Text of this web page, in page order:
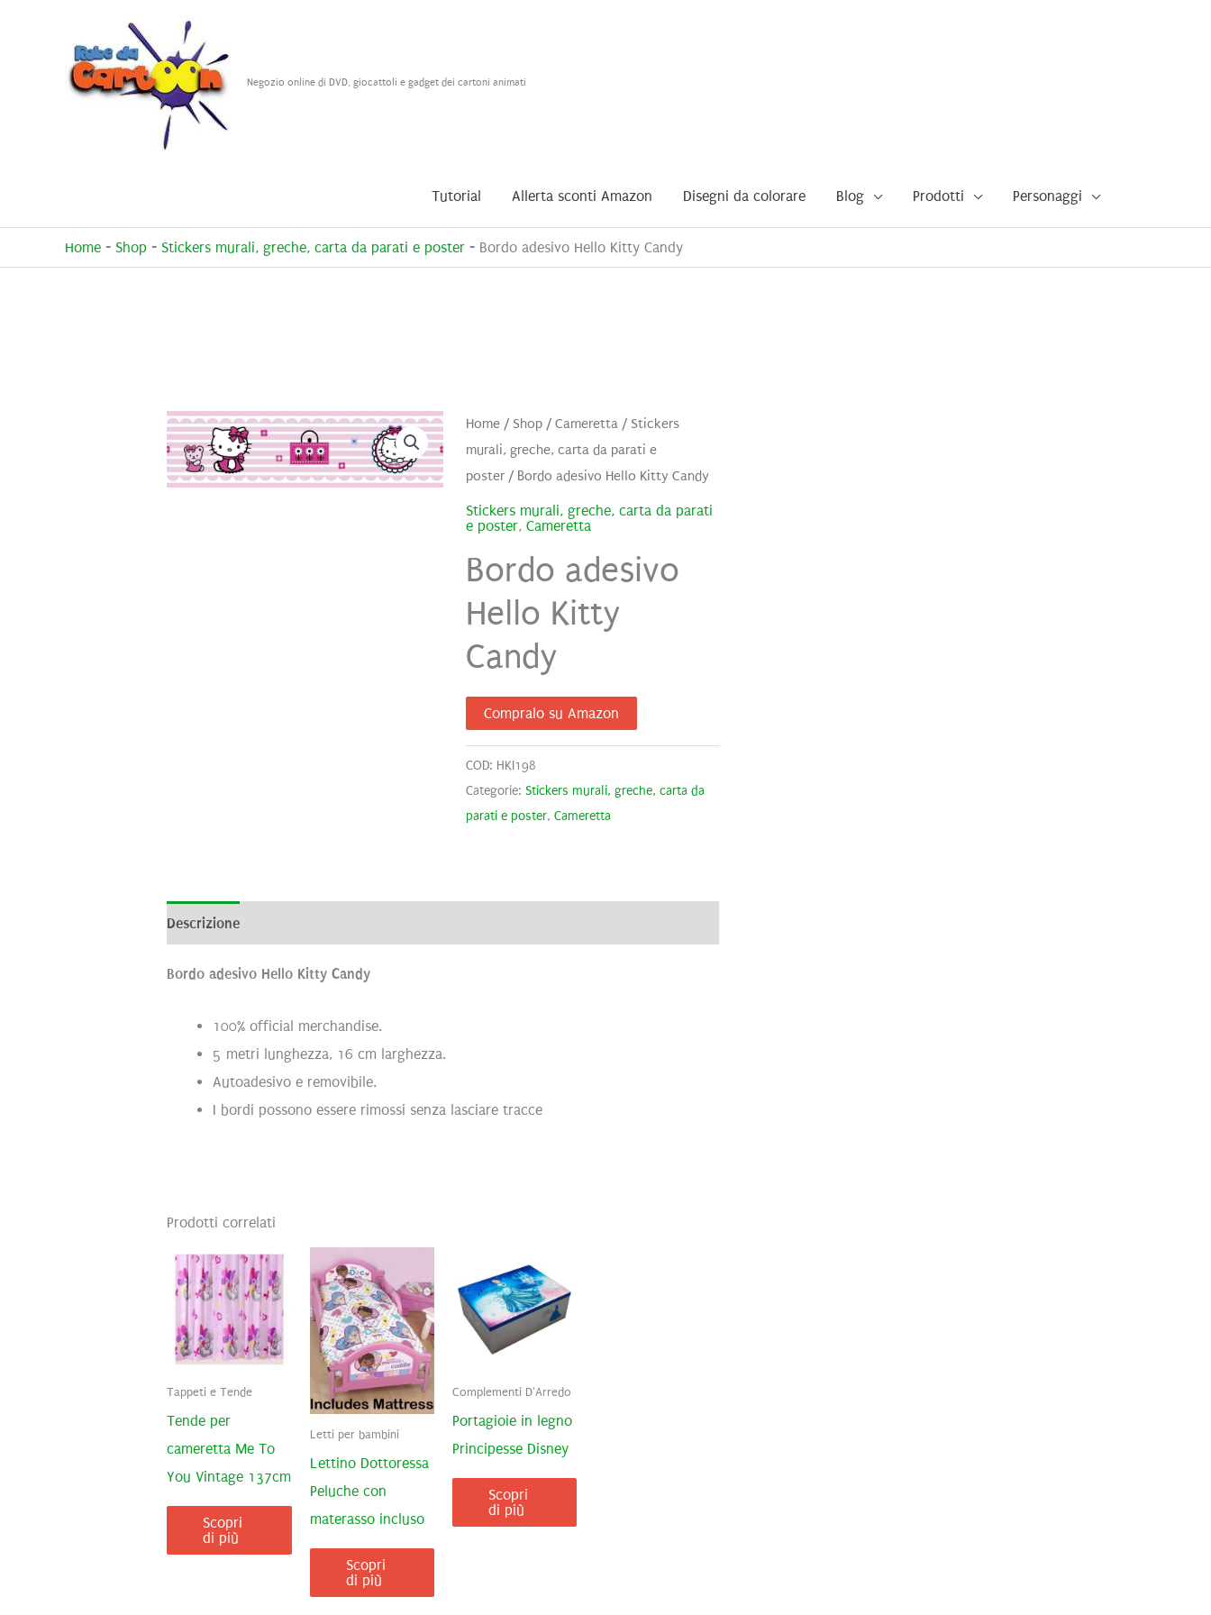
Negozio online di DVD, giocattoli e gadget dei cartoni animati
Tutorial Allerta sconti Amazon Disegni da colorare Blog Prodotti Personaggi
Home - Shop - Stickers murali, greche, carta da parati e poster - Bordo adesivo Hello Kitty Candy
Home/ Shop/ Cameretta/ Stickers
murali, greche, carta da parati e
poster/ Bordo adesivo Hello Kitty Candy
Stickers murali, greche, carta da parati
e poster, Cameretta
Bordo adesivo
Hello Kitty
Candy
Compralo su Amazon
COD: HKI198
Categorie: Stickers murali, greche, carta da
parati e poster, Cameretta
Descrizione
Bordo adesivo Hello Kitty Candy
100% official merchandise.
5 metri lunghezza, 16 cm larghezza.
Autoadesivo e removibile.
I bordi possono essere rimossi senza lasciare tracce
Prodotti correlati
Tappeti e Tende
Tende per
cameretta Me To
You Vintage 137cm
Scopri
di più
Letti per bambini
Lettino Dottoressa
Peluche con
materasso incluso
Scopri
di più
Complementi D'Arredo
Portagioie in legno
Principesse Disney
Scopri
di più